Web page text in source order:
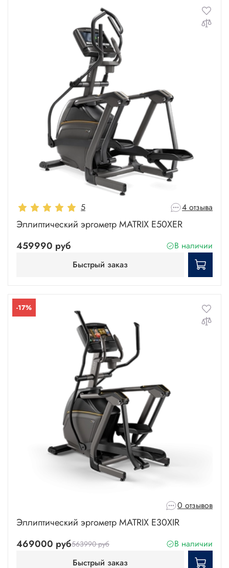
5 4 отзыва
Эллиптический эргометр MATRIX E50XER
459990 руб
В наличии
Быстрый заказ
-17%
0 отзывов
Эллиптический эргометр MATRIX E30XIR
469000 руб563990 руб
В наличии
Быстрый заказ